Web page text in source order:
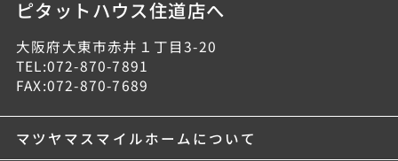
ピタットハウス住道店へ
大阪府大東市赤井１丁目3-20
TEL:072-870-7891
FAX:072-870-7689
マツヤマスマイルホームについて